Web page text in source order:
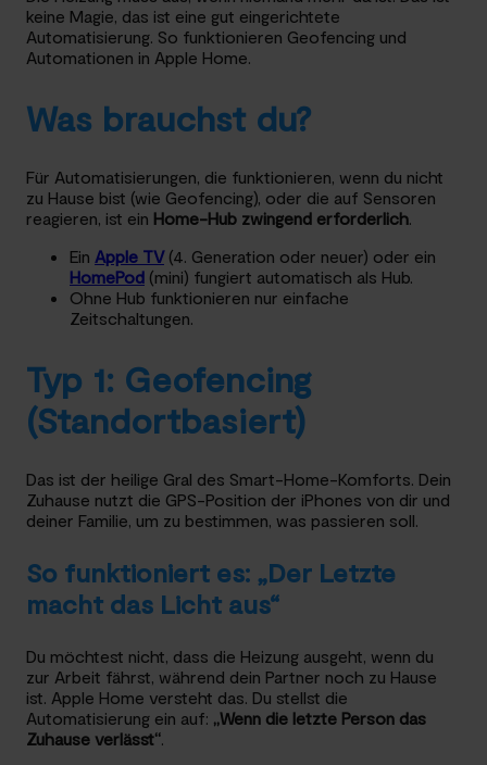
keine Magie, das ist eine gut eingerichtete
Automatisierung. So funktionieren Geofencing und
Automationen in Apple Home.
Was brauchst du?
Für Automatisierungen, die funktionieren, wenn du nicht
zu Hause bist (wie Geofencing), oder die auf Sensoren
reagieren, ist ein Home-Hub zwingend erforderlich.
Ein Apple TV(4. Generation oder neuer) oder ein
HomePod (mini) fungiert automatisch als Hub.
Ohne Hub funktionieren nur einfache
Zeitschaltungen.
Typ 1: Geofencing
(Standortbasiert)
Das ist der heilige Gral des Smart-Home-Komforts. Dein
Zuhause nutzt die GPS-Position der iPhones von dir und
deiner Familie, um zu bestimmen, was passieren soll.
So funktioniert es: „Der Letzte
macht das Licht aus“
Du möchtest nicht, dass die Heizung ausgeht, wenn du
zur Arbeit fährst, während dein Partner noch zu Hause
ist. Apple Home versteht das. Du stellst die
Automatisierung ein auf: „Wenn die letzte Person das
Zuhause verlässt“.